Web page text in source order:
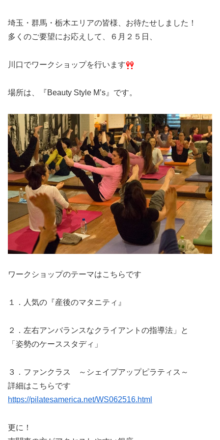
埼玉・群馬・栃木エリアの皆様、お待たせしました！
多くのご要望にお応えして、６月２５日、
川口でワークショップを行います
場所は、『Beauty Style M’s』です。
ワークショップのテーマはこちらです
１．人気の『産後のマタニティ』
２．左右アンバランスなクライアントの指導法」と
「姿勢のケーススタディ」
３．ファンクラス ～シェイプアップピラティス～
詳細はこちらです
https://pilatesamerica.net/WS062516.html
更に！